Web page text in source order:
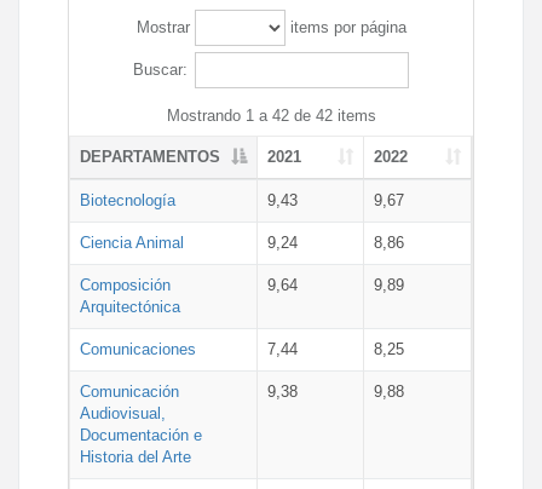
Mostrar items por página
Buscar:
Mostrando 1 a 42 de 42 items
DEPARTAMENTOS 2021 2022
Biotecnología 9,43 9,67
Ciencia Animal 9,24 8,86
Composición
Arquitectónica
9,64 9,89
Comunicaciones 7,44 8,25
Comunicación
Audiovisual,
Documentación e
Historia del Arte
9,38 9,88